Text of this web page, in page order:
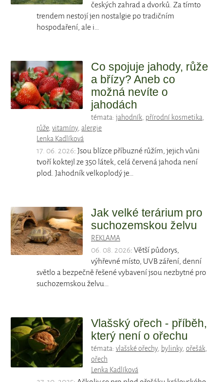
českých zahrad a dvorků. Za tímto
trendem nestojí jen nostalgie po tradičním
hospodaření, ale i…
Co spojuje jahody, růže
a břízy? Aneb co
možná nevíte o
jahodách
témata: jahodník, přírodní kosmetika,
růže,vitamíny,alergie
Lenka Kadlíková
17. 06. 2026: Jsou blízce příbuzné růžím, jejich vůni
tvoří koktejl ze 350 látek, celá červená jahoda není
plod. Jahodník velkoplodý je…
Jak velké terárium pro
suchozemskou želvu
REKLAMA
06. 08. 2026: Větší půdorys,
výhřevné místo, UVB záření, denní
světlo a bezpečně řešené vybavení jsou nezbytné pro
suchozemskou želvu…
Vlašský ořech - příběh,
který není o ořechu
témata: vlašské ořechy, bylinky, ořešák,
ořech
Lenka Kadlíková